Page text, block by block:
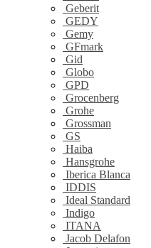
Geberit
GEDY
Gemy
GFmark
Gid
Globo
GPD
Grocenberg
Grohe
Grossman
GS
Haiba
Hansgrohe
Iberica Blanca
IDDIS
Ideal Standard
Indigo
ITANA
Jacob Delafon